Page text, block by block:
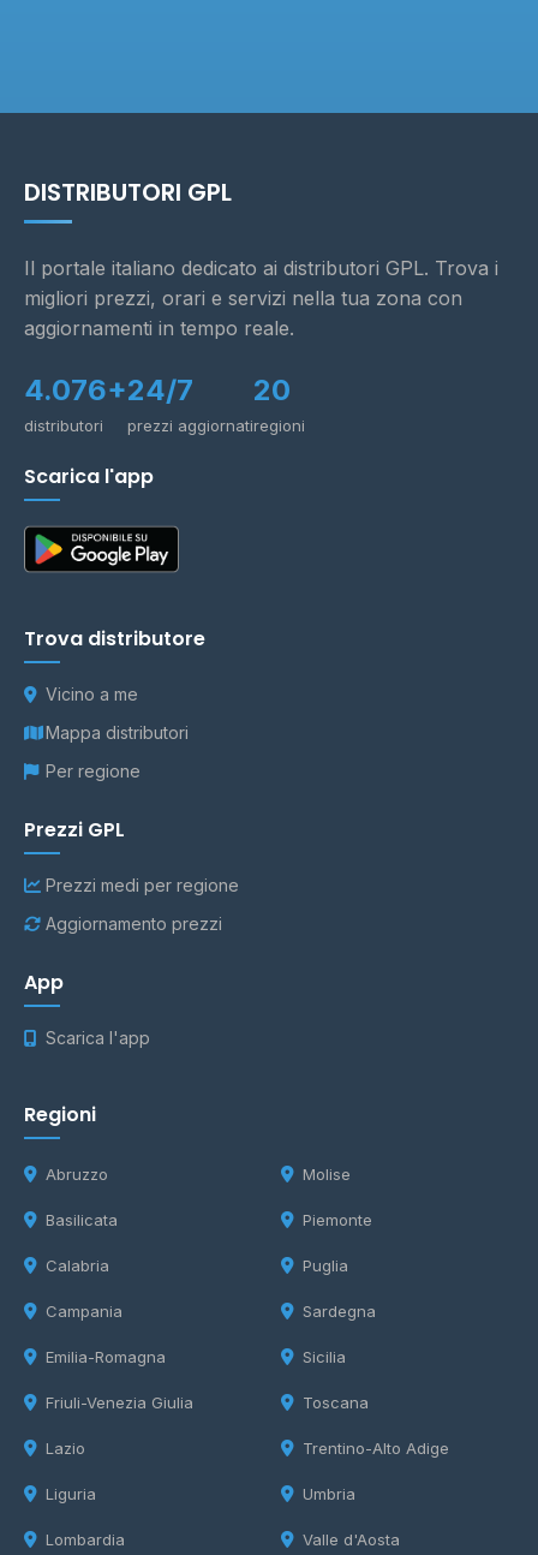
DISTRIBUTORI GPL
Il portale italiano dedicato ai distributori GPL. Trova i
migliori prezzi, orari e servizi nella tua zona con
aggiornamenti in tempo reale.
4.076+
distributori
24/7
prezzi aggiornati
20
regioni
Scarica l'app
Trova distributore
Vicino a me
Mappa distributori
Per regione
Prezzi GPL
Prezzi medi per regione
Aggiornamento prezzi
App
Scarica l'app
Regioni
Abruzzo
Basilicata
Calabria
Campania
Emilia-Romagna
Friuli-Venezia Giulia
Lazio
Liguria
Lombardia
Molise
Piemonte
Puglia
Sardegna
Sicilia
Toscana
Trentino-Alto Adige
Umbria
Valle d'Aosta